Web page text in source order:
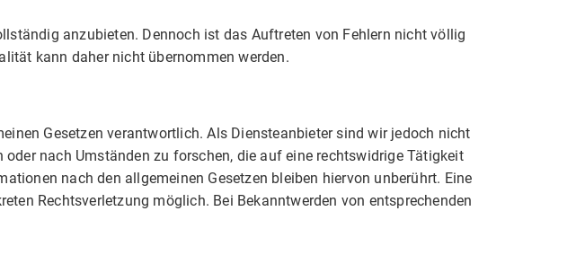
anzubieten. Dennoch ist das Auftreten von Fehlern nicht völlig
kann daher nicht übernommen werden.
Gesetzen verantwortlich. Als Diensteanbieter sind wir jedoch nicht
nach Umständen zu forschen, die auf eine rechtswidrige Tätigkeit
nach den allgemeinen Gesetzen bleiben hiervon unberührt. Eine
Rechtsverletzung möglich. Bei Bekanntwerden von entsprechenden